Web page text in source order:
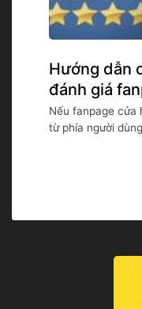
Hướng dẫn
đánh giá
Nếu fanpage cửa
từ phía người